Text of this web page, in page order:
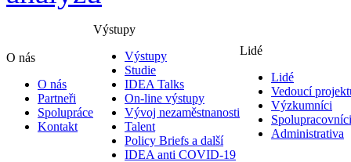
O nás
O nás
Partneři
Spolupráce
Kontakt
Výstupy
Výstupy
Studie
IDEA Talks
On-line výstupy
Vývoj nezaměstnanosti
Talent
Policy Briefs a další
IDEA anti COVID-19
Lidé
Lidé
Vedoucí
Výzkumníci
Spolupracovníci
Administrativa